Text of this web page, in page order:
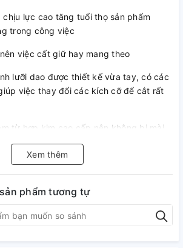
chịu lực cao tăng tuổi thọ sản phẩm
trong công việc
việc cất giữ hay mang theo
lưỡi dao được thiết kế vừa tay, có các
việc thay đổi các kích cỡ để cắt rất
từ hợp kim cao cấp nên không bị mài
Xem thêm
phẩm tương tự